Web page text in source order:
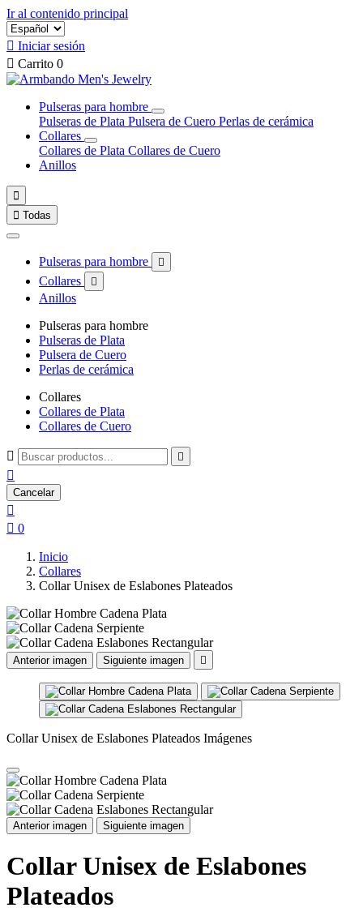
Ir al contenido principal
 Iniciar sesión
 Carrito 0
Pulseras para hombre
Pulseras de Plata Pulsera de Cuero Perlas de cerámica
Collares
Collares de Plata Collares de Cuero
Anillos

 Todas
Pulseras para hombre 
Collares 
Anillos
Pulseras para hombre
Pulseras de Plata
Pulsera de Cuero
Perlas de cerámica
Collares
Collares de Plata
Collares de Cuero
 

Cancelar

 0
Inicio
Collares
Collar Unisex de Eslabones Plateados
Anterior imagen Siguiente imagen 
Collar Unisex de Eslabones Plateados Imágenes
Anterior imagen Siguiente imagen
Collar Unisex de Eslabones
Plateados